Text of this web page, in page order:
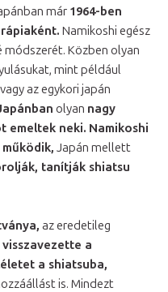
már 1964-ben
Namikoshi egész
Közben olyan
mint például
vagy az egykori japán
olyan nagy
emeltek neki. Namikoshi
Japán mellett
tanítják shiatsu
az eredetileg
a
a shiatsuba,
is. Mindezt